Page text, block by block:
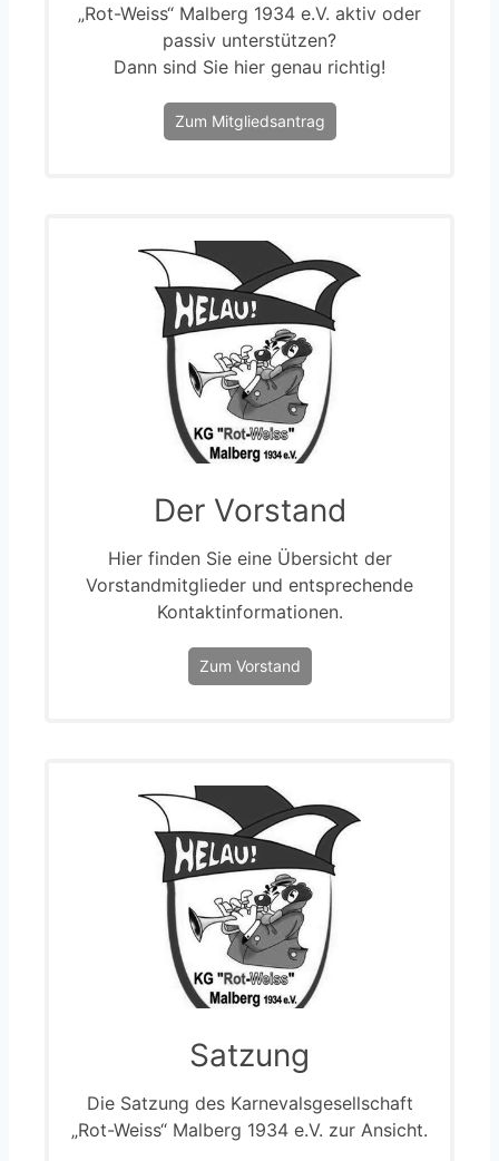
„Rot-Weiss“ Malberg 1934 e.V. aktiv oder
passiv unterstützen?
Dann sind Sie hier genau richtig!
Zum Mitgliedsantrag
Der Vorstand
Hier finden Sie eine Übersicht der
Vorstandmitglieder und entsprechende
Kontaktinformationen.
Zum Vorstand
Satzung
Die Satzung des Karnevalsgesellschaft
„Rot-Weiss“ Malberg 1934 e.V. zur Ansicht.